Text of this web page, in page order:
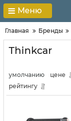
Меню
Главная Бренды
Thinkcar
умолчанию цене
рейтингу